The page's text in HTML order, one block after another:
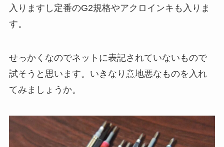
入りますし定番のG2規格やアクロインキも入りま
す。
せっかくなのでネットに表記されていないもので
試そうと思います。いきなり意地悪なものを入れ
てみましょうか。